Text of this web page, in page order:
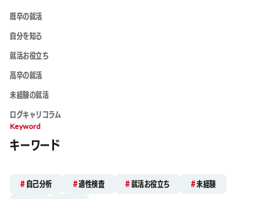
既卒の就活
自分を知る
就活お役立ち
高卒の就活
未経験の就活
ログキャリコラム
Keyword
キーワード
自己分析 適性検査 就活お役立ち 未経験